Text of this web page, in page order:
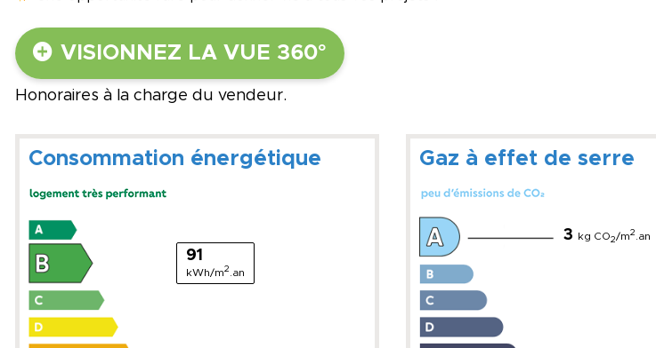
VISIONNEZ LA VUE 360°
Honoraires à la charge du vendeur.
Consommation énergétique
91
kWh/m2 .an
Gaz à effet de serre
3 kg CO2/m2 .an